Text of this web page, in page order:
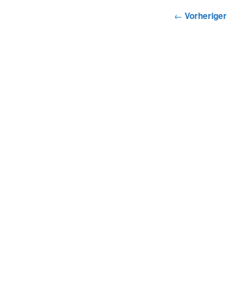
Beitragsnavigation
← Vorheriger